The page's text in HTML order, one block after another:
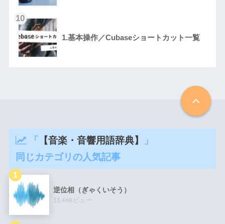
1.基本操作／Cubaseショートカット一覧
「 【音楽・音響用語辞典】
」
同じカテゴリの人気記事
逆位相（ぎゃくいそう）
33,468ビュー